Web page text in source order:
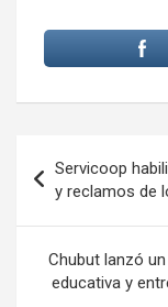
de
entradas
Servicoop
y reclamos de
Chubut lanzó
educativa y